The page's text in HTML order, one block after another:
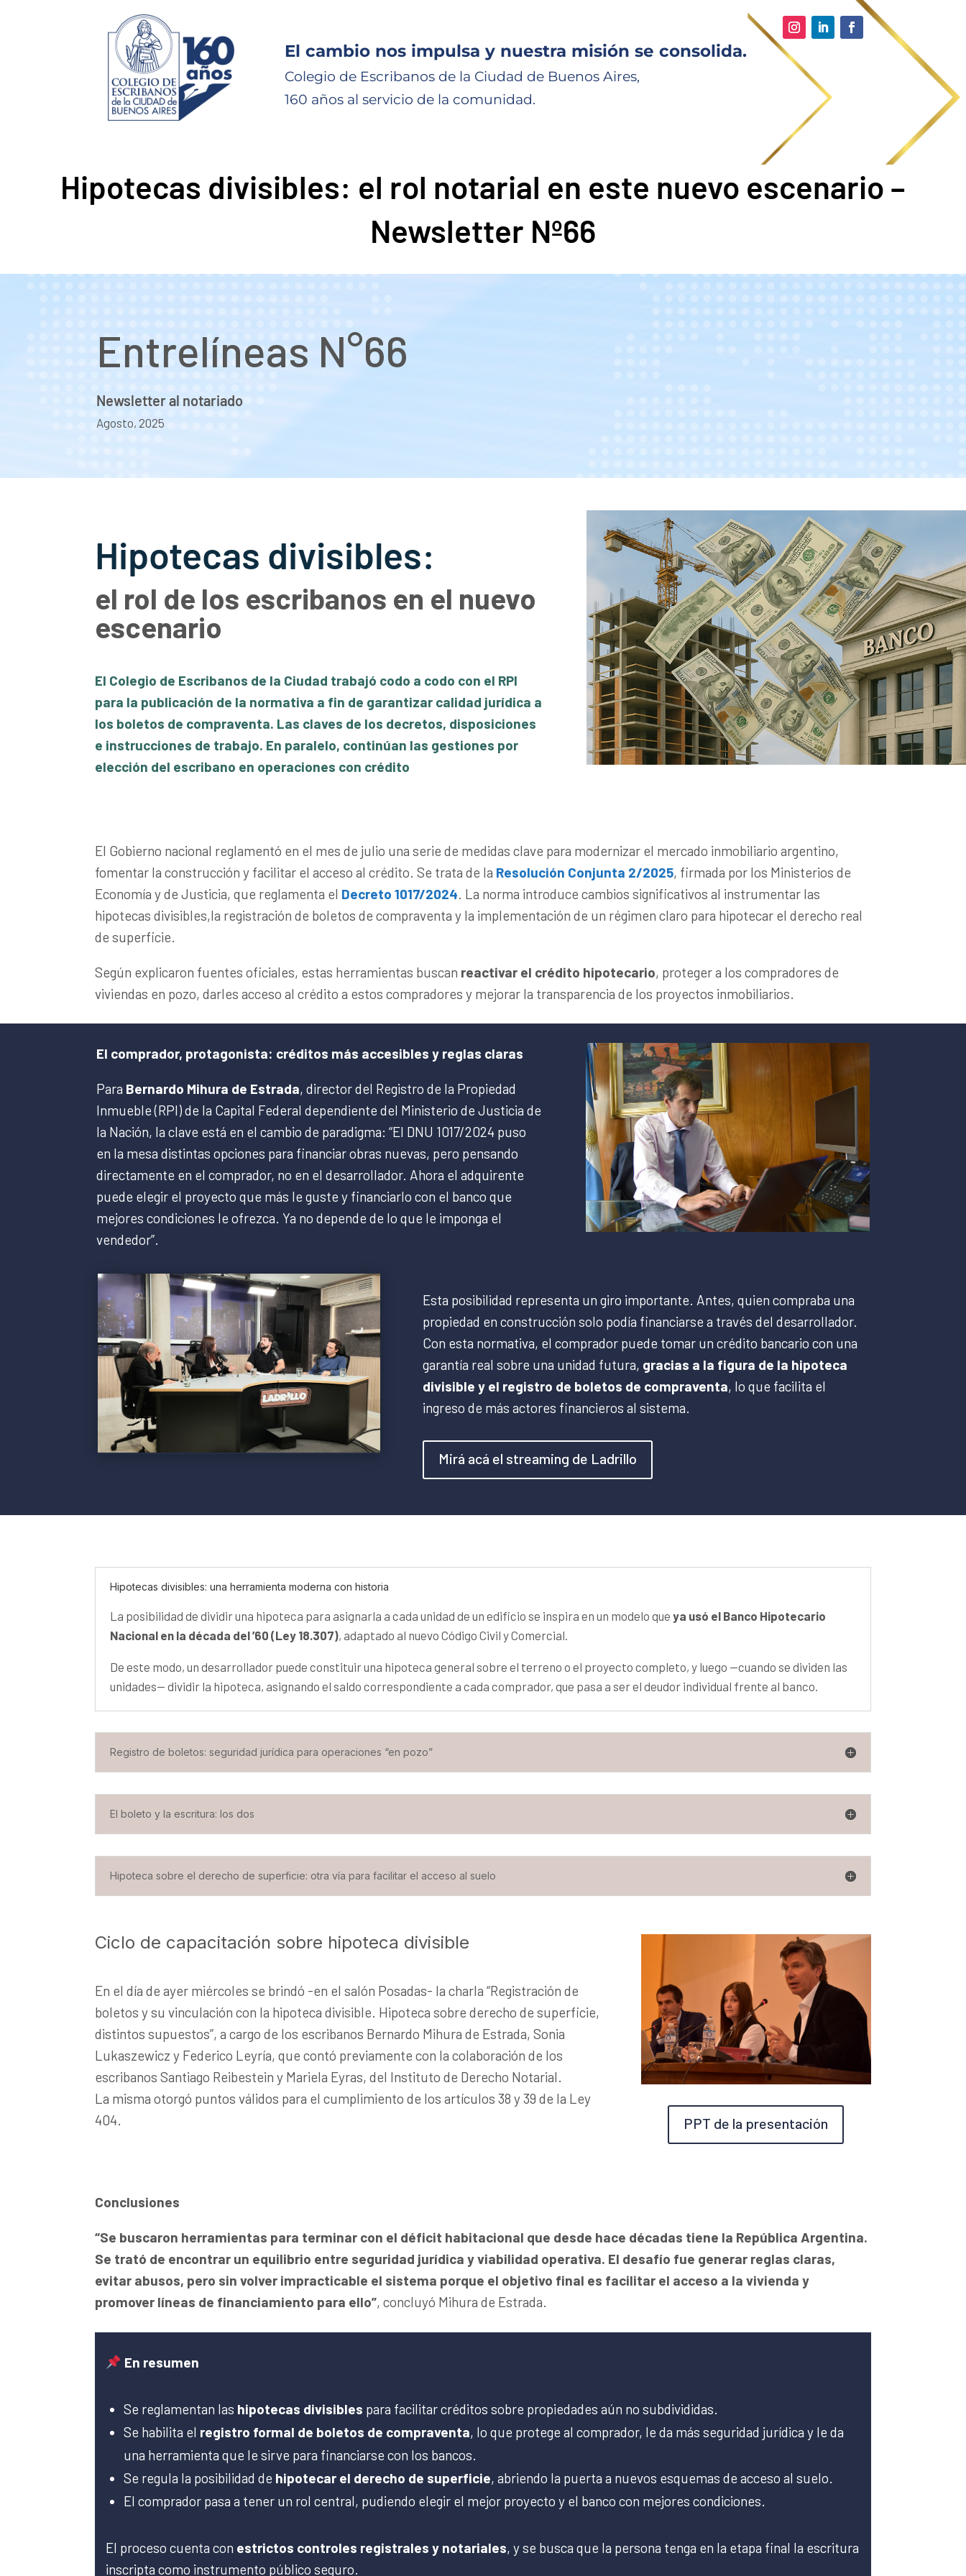
El cambio nos impulsa y nuestra misión se consolida.
Colegio de Escribanos de la Ciudad de Buenos Aires,
160 años al servicio de la comunidad.
Hipotecas divisibles: el rol notarial en este nuevo escenario –
Newsletter Nº66
Entrelíneas N°66
Newsletter al notariado
Agosto, 2025
Hipotecas divisibles:
el rol de los escribanos en el nuevo
escenario
El Colegio de Escribanos de la Ciudad trabajó codo a codo con el RPI
para la publicación de la normativa a fin de garantizar calidad jurídica a
los boletos de compraventa. Las claves de los decretos, disposiciones
e instrucciones de trabajo. En paralelo, continúan las gestiones por
elección del escribano en operaciones con crédito
El Gobierno nacional reglamentó en el mes de julio una serie de medidas clave para modernizar el mercado inmobiliario argentino,
fomentar la construcción y facilitar el acceso al crédito. Se trata de la Resolución Conjunta 2/2025, firmada por los Ministerios de
Economía y de Justicia, que reglamenta el Decreto 1017/2024. La norma introduce cambios significativos al instrumentar las
hipotecas divisibles,la registración de boletos de compraventa y la implementación de un régimen claro para hipotecar el derecho real
de superficie.
Según explicaron fuentes oficiales, estas herramientas buscan reactivar el crédito hipotecario, proteger a los compradores de
viviendas en pozo, darles acceso al crédito a estos compradores y mejorar la transparencia de los proyectos inmobiliarios.
El comprador, protagonista: créditos más accesibles y reglas claras
Para Bernardo Mihura de Estrada, director del Registro de la Propiedad
Inmueble (RPI) de la Capital Federal dependiente del Ministerio de Justicia de
la Nación, la clave está en el cambio de paradigma: “El DNU 1017/2024 puso
en la mesa distintas opciones para financiar obras nuevas, pero pensando
directamente en el comprador, no en el desarrollador. Ahora el adquirente
puede elegir el proyecto que más le guste y financiarlo con el banco que
mejores condiciones le ofrezca. Ya no depende de lo que le imponga el
vendedor”.
Esta posibilidad representa un giro importante. Antes, quien compraba una
propiedad en construcción solo podía financiarse a través del desarrollador.
Con esta normativa, el comprador puede tomar un crédito bancario con una
garantía real sobre una unidad futura, gracias a la figura de la hipoteca
divisible y el registro de boletos de compraventa, lo que facilita el
ingreso de más actores financieros al sistema.
Mirá acá el streaming de Ladrillo
Hipotecas divisibles: una herramienta moderna con historia
La posibilidad de dividir una hipoteca para asignarla a cada unidad de un edificio se inspira en un modelo que ya usó el Banco Hipotecario
Nacional en la década del ’60 (Ley 18.307), adaptado al nuevo Código Civil y Comercial.
De este modo, un desarrollador puede constituir una hipoteca general sobre el terreno o el proyecto completo, y luego —cuando se dividen las
unidades— dividir la hipoteca, asignando el saldo correspondiente a cada comprador, que pasa a ser el deudor individual frente al banco.
Registro de boletos: seguridad jurídica para operaciones “en pozo”
El boleto y la escritura: los dos
Hipoteca sobre el derecho de superficie: otra vía para facilitar el acceso al suelo
Ciclo de capacitación sobre hipoteca divisible
En el día de ayer miércoles se brindó -en el salón Posadas- la charla “Registración de
boletos y su vinculación con la hipoteca divisible. Hipoteca sobre derecho de superficie,
distintos supuestos”, a cargo de los escribanos Bernardo Mihura de Estrada, Sonia
Lukaszewicz y Federico Leyría, que contó previamente con la colaboración de los
escribanos Santiago Reibestein y Mariela Eyras, del Instituto de Derecho Notarial.
La misma otorgó puntos válidos para el cumplimiento de los artículos 38 y 39 de la Ley
404.
PPT de la presentación
Conclusiones
“Se buscaron herramientas para terminar con el déficit habitacional que desde hace décadas tiene la República Argentina.
Se trató de encontrar un equilibrio entre seguridad jurídica y viabilidad operativa. El desafío fue generar reglas claras,
evitar abusos, pero sin volver impracticable el sistema porque el objetivo final es facilitar el acceso a la vivienda y
promover líneas de financiamiento para ello”, concluyó Mihura de Estrada.
En resumen
Se reglamentan las hipotecas divisibles para facilitar créditos sobre propiedades aún no subdivididas.
Se habilita el registro formal de boletos de compraventa, lo que protege al comprador, le da más seguridad jurídica y le da
una herramienta que le sirve para financiarse con los bancos.
Se regula la posibilidad de hipotecar el derecho de superficie, abriendo la puerta a nuevos esquemas de acceso al suelo.
El comprador pasa a tener un rol central, pudiendo elegir el mejor proyecto y el banco con mejores condiciones.
El proceso cuenta con estrictos controles registrales y notariales, y se busca que la persona tenga en la etapa final la escritura
inscripta como instrumento público seguro.